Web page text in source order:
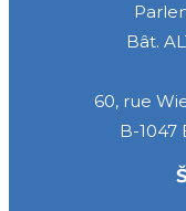
Bât.
60, rue
B-1047